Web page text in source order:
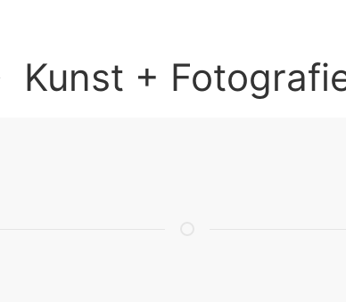
Kunst +